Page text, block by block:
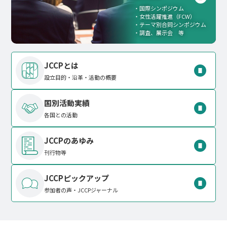
国際シンポジウム
女性活躍推進（FCW）
テーマ別合同シンポジウム
調査、展示会 等
JCCPとは
設立目的・沿革・活動の概要
国別活動実績
各国との活動
JCCPのあゆみ
刊行物等
JCCPピックアップ
参加者の声・JCCPジャーナル